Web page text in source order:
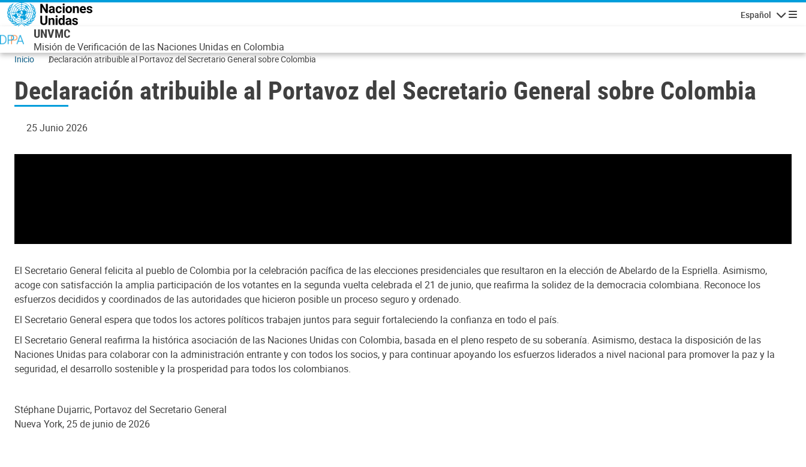
Pasar al contenido principal
Español
UNVMC
Misión de Verificación de las Naciones Unidas en Colombia
Inicio Declaración atribuible al Portavoz del Secretario General sobre Colombia
Declaración atribuible al Portavoz del Secretario General sobre Colombia
25 Junio 2026
El Secretario General felicita al pueblo de Colombia por la celebración pacífica de las elecciones presidenciales que resultaron en la elección de Abelardo de la Espriella. Asimismo,
acoge con satisfacción la amplia participación de los votantes en la segunda vuelta celebrada el 21 de junio, que reafirma la solidez de la democracia colombiana. Reconoce los
esfuerzos decididos y coordinados de las autoridades que hicieron posible un proceso seguro y ordenado.
El Secretario General espera que todos los actores políticos trabajen juntos para seguir fortaleciendo la confianza en todo el país.
El Secretario General reafirma la histórica asociación de las Naciones Unidas con Colombia, basada en el pleno respeto de su soberanía. Asimismo, destaca la disposición de las
Naciones Unidas para colaborar con la administración entrante y con todos los socios, y para continuar apoyando los esfuerzos liderados a nivel nacional para promover la paz y la
seguridad, el desarrollo sostenible y la prosperidad para todos los colombianos.
Stéphane Dujarric, Portavoz del Secretario General
Nueva York, 25 de junio de 2026